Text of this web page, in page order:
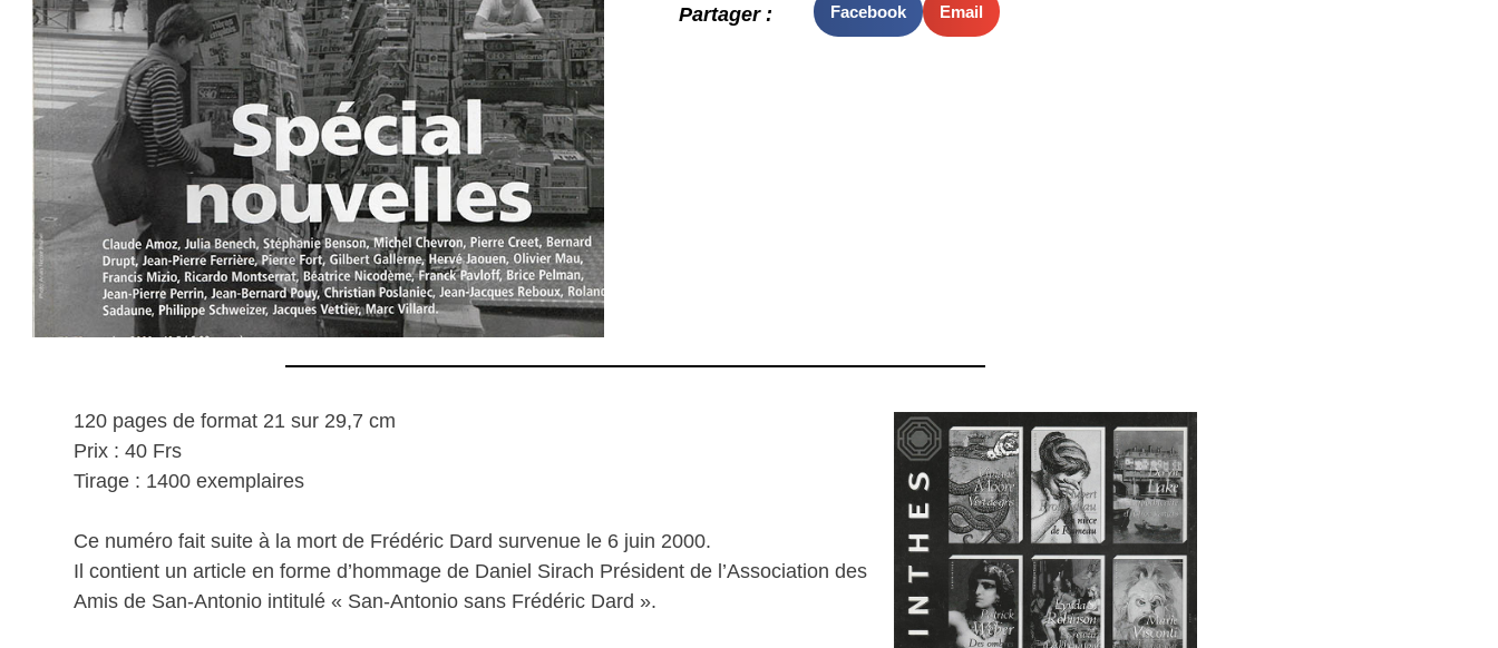
Partager : Facebook Email
120 pages de format 21 sur 29,7 cm
Prix : 40 Frs
Tirage : 1400 exemplaires
Ce numéro fait suite à la mort de Frédéric Dard survenue le 6 juin 2000.
Il contient un article en forme d’hommage de Daniel Sirach Président de l’Association des
Amis de San-Antonio intitulé « San-Antonio sans Frédéric Dard ».